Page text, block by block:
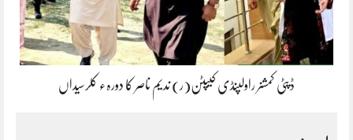
ڈپٹی کمشنر راولپنڈی کیپٹن(ر) ندیم ناصر کا دورہء کلرسیداں